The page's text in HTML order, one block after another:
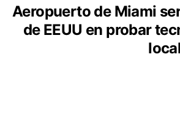
Aeropuerto de Miami
de EEUU en probar